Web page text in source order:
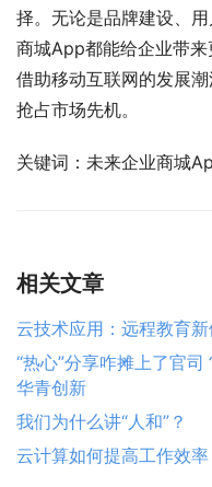
择。无论是品牌建设、
商城App都能给企业带
借助移动互联网的发展
抢占市场先机。
关键词：未来企业商城
相关文章
云技术应用：远程教育新
“热心”分享咋摊上了官
华青创新
我们为什么讲“人和”？
云计算如何提高工作效率